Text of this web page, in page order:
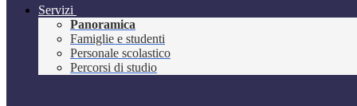
Servizi
Panoramica
Famiglie e studenti
Personale scolastico
Percorsi di studio